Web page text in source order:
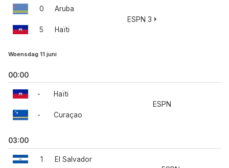
0
5
Aruba
Haïti
ESPN 3
Woensdag 11 juni
00:00
-
-
Haïti
Curaçao
ESPN
03:00
1 El Salvador